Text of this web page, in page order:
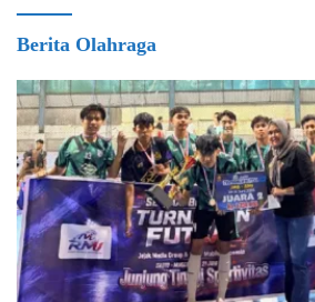
Berita Olahraga